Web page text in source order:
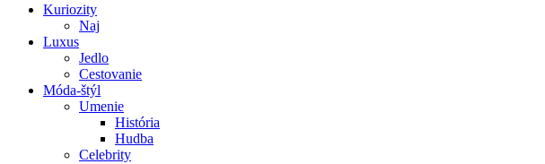
Kuriozity
Naj
Luxus
Jedlo
Cestovanie
Móda-štýl
Umenie
História
Hudba
Celebrity